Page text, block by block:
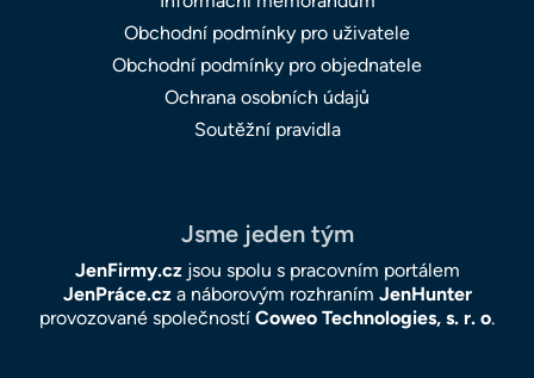
Obchodní podmínky pro uživatele
Obchodní podmínky pro objednatele
Ochrana osobních údajů
Soutěžní pravidla
Jsme jeden tým
JenFirmy.czjsou spolu s pracovním portálem
JenPráce.cza náborovým rozhraním JenHunter
provozované společností Coweo Technologies, s. r. o.